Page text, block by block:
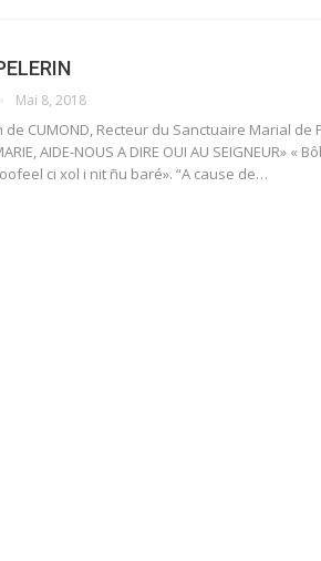
Mai 8, 2018
de CUMOND, Recteur du Sanctuaire Marial de
AIDE-NOUS A DIRE OUI AU SEIGNEUR» «
ci xol i nit ñu baré». “A cause de…